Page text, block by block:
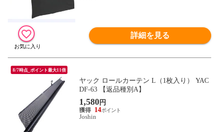
詳細を見る
8/7時点_ポイント最大11倍
ヤック ロールカーテン L（1枚入り） YAC
DF-63 【返品種別A】
1,580円
14
Joshin